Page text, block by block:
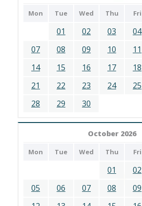
Mon Tue Wed Thu Fri
01 02 03 04
07
08 09 10 11
14
15 16 17 18
21
22 23 24 25
28
29 30
October 2026
Mon Tue Wed Thu Fri
01 02
05
06 07 08 09